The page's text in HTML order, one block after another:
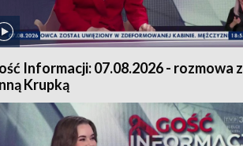
Informacji: 07.08.2026 - rozmowa z
Krupką